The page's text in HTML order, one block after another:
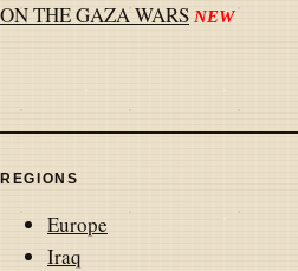
ON THE GAZA WARS NEW
REGIONS
Europe
Iraq